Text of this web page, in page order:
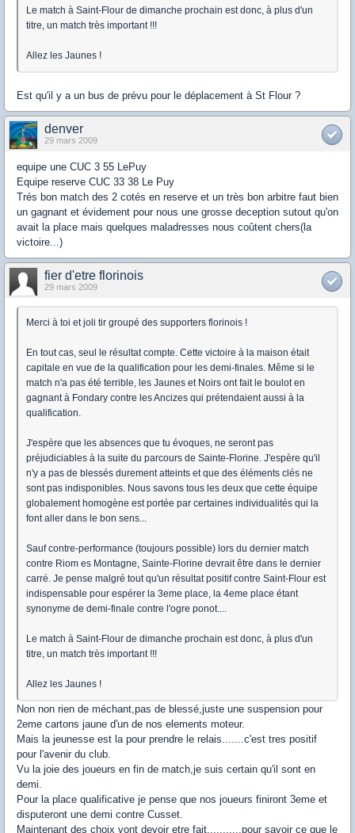
Le match à Saint-Flour de dimanche prochain est donc, à plus d'un
titre, un match très important !!!
Allez les Jaunes !
Est qu'il y a un bus de prévu pour le déplacement à St Flour ?
denver
29 mars 2009
equipe une CUC 3 55 LePuy
Equipe reserve CUC 33 38 Le Puy
Trés bon match des 2 cotés en reserve et un très bon arbitre faut bien
un gagnant et évidement pour nous une grosse deception sutout qu'on
avait la place mais quelques maladresses nous coûtent chers(la
victoire...)
fier d'etre florinois
29 mars 2009
Merci à toi et joli tir groupé des supporters florinois !
En tout cas, seul le résultat compte. Cette victoire à la maison était
capitale en vue de la qualification pour les demi-finales. Même si le
match n'a pas été terrible, les Jaunes et Noirs ont fait le boulot en
gagnant à Fondary contre les Ancizes qui prétendaient aussi à la
qualification.
J'espère que les absences que tu évoques, ne seront pas
préjudiciables à la suite du parcours de Sainte-Florine. J'espère qu'il
n'y a pas de blessés durement atteints et que des éléments clés ne
sont pas indisponibles. Nous savons tous les deux que cette équipe
globalement homogène est portée par certaines individualités qui la
font aller dans le bon sens...
Sauf contre-performance (toujours possible) lors du dernier match
contre Riom es Montagne, Sainte-Florine devrait être dans le dernier
carré. Je pense malgré tout qu'un résultat positif contre Saint-Flour est
indispensable pour espérer la 3eme place, la 4eme place étant
synonyme de demi-finale contre l'ogre ponot....
Le match à Saint-Flour de dimanche prochain est donc, à plus d'un
titre, un match très important !!!
Allez les Jaunes !
Non non rien de méchant,pas de blessé,juste une suspension pour
2eme cartons jaune d'un de nos elements moteur.
Mais la jeunesse est la pour prendre le relais.......c'est tres positif
pour l'avenir du club.
Vu la joie des joueurs en fin de match,je suis certain qu'il sont en
demi.
Pour la place qualificative je pense que nos joueurs finiront 3eme et
disputeront une demi contre Cusset.
Maintenant des choix vont devoir etre fait...........pour savoir ce que le